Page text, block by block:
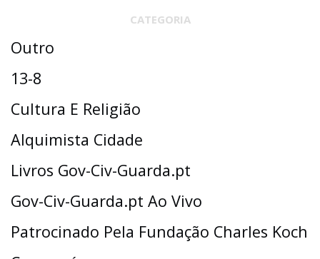
CATEGORIA
Outro
13-8
Cultura E Religião
Alquimista Cidade
Livros Gov-Civ-Guarda.pt
Gov-Civ-Guarda.pt Ao Vivo
Patrocinado Pela Fundação Charles Koch